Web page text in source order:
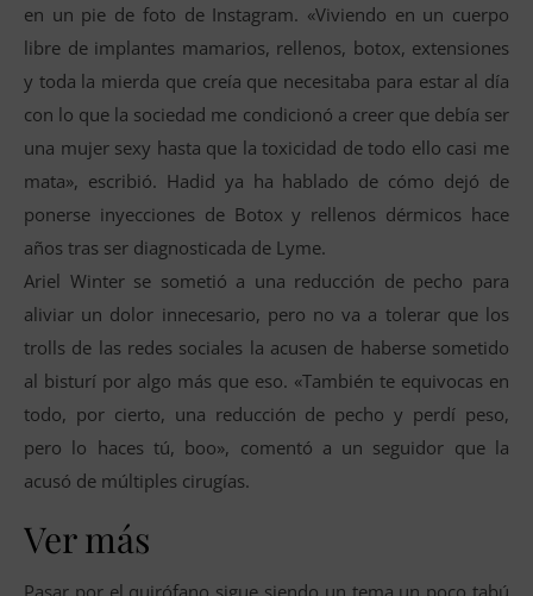
en un pie de foto de Instagram. «Viviendo en un cuerpo
libre de implantes mamarios, rellenos, botox, extensiones
y toda la mierda que creía que necesitaba para estar al día
con lo que la sociedad me condicionó a creer que debía ser
una mujer sexy hasta que la toxicidad de todo ello casi me
mata», escribió. Hadid ya ha hablado de cómo dejó de
ponerse inyecciones de Botox y rellenos dérmicos hace
años tras ser diagnosticada de Lyme.
Ariel Winter se sometió a una reducción de pecho para
aliviar un dolor innecesario, pero no va a tolerar que los
trolls de las redes sociales la acusen de haberse sometido
al bisturí por algo más que eso. «También te equivocas en
todo, por cierto, una reducción de pecho y perdí peso,
pero lo haces tú, boo», comentó a un seguidor que la
acusó de múltiples cirugías.
Ver más
Pasar por el quirófano sigue siendo un tema un poco tabú